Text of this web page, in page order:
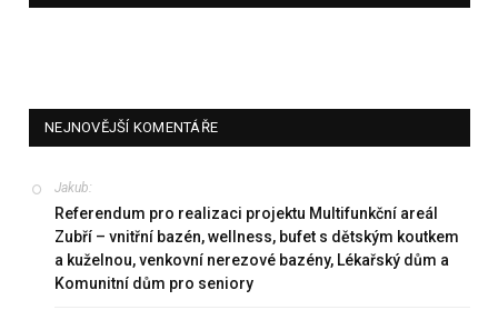
NEJNOVĚJŠÍ KOMENTÁŘE
Jakub:
Referendum pro realizaci projektu Multifunkční areál
Zubří – vnitřní bazén, wellness, bufet s dětským koutkem
a kuželnou, venkovní nerezové bazény, Lékařský dům a
Komunitní dům pro seniory